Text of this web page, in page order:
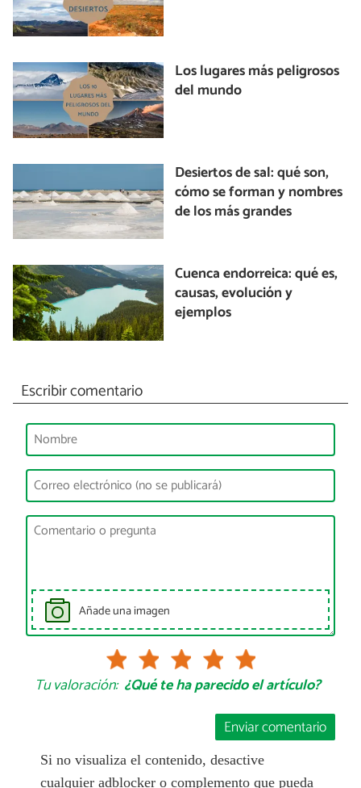
Los lugares más peligrosos
del mundo
Desiertos de sal: qué son,
cómo se forman y nombres
de los más grandes
Cuenca endorreica: qué es,
causas, evolución y
ejemplos
Escribir comentario
Añade una imagen
Tu valoración: ¿Qué te ha parecido el artículo?
Enviar comentario
Si no visualiza el contenido, desactive
cualquier adblocker o complemento que pueda